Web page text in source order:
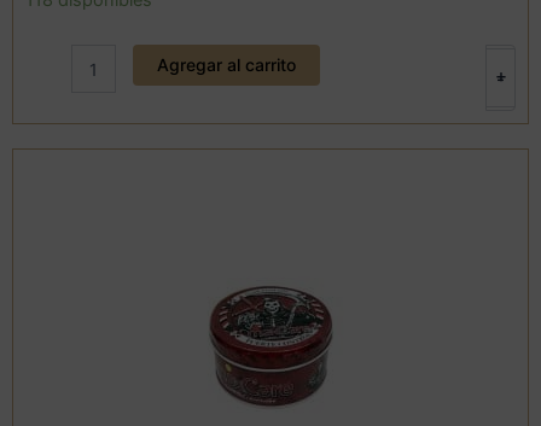
-
+
Agregar al carrito